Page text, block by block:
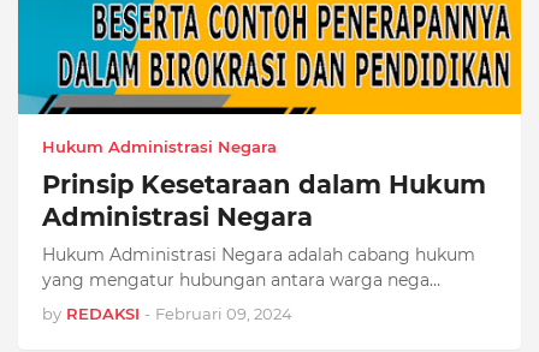
Hukum Administrasi Negara
Prinsip Kesetaraan dalam Hukum
Administrasi Negara
Hukum Administrasi Negara adalah cabang hukum
yang mengatur hubungan antara warga nega…
by REDAKSI - Februari 09, 2024